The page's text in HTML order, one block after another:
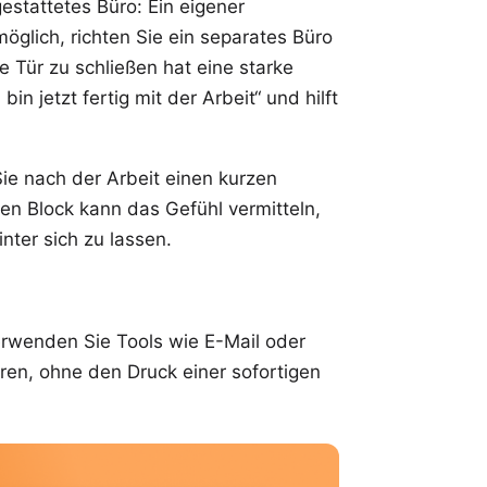
Büro: Ein eigener
richten Sie ein separates Büro
Tür zu schließen hat eine starke
bin jetzt fertig mit der Arbeit“ und hilft
nach der Arbeit einen kurzen
Block kann das Gefühl vermitteln,
sich zu lassen.
Sie Tools wie E-Mail oder
ohne den Druck einer sofortigen